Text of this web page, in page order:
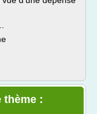
thème :